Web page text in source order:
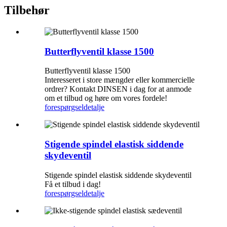
Tilbehør
Butterflyventil klasse 1500
Butterflyventil klasse 1500
Interesseret i store mængder eller kommercielle
ordrer? Kontakt DINSEN i dag for at anmode
om et tilbud og høre om vores fordele!
forespørgseldetalje
Stigende spindel elastisk siddende
skydeventil
Stigende spindel elastisk siddende skydeventil
Få et tilbud i dag!
forespørgseldetalje